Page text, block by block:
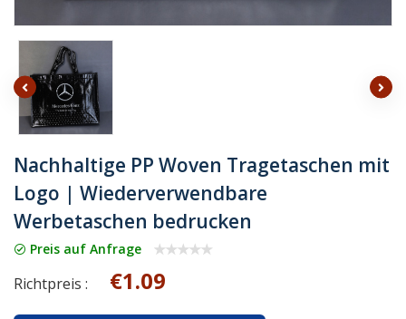
Nachhaltige PP Woven Tragetaschen mit
Logo | Wiederverwendbare
Werbetaschen bedrucken
Preis auf Anfrage
Richtpreis : €1.09